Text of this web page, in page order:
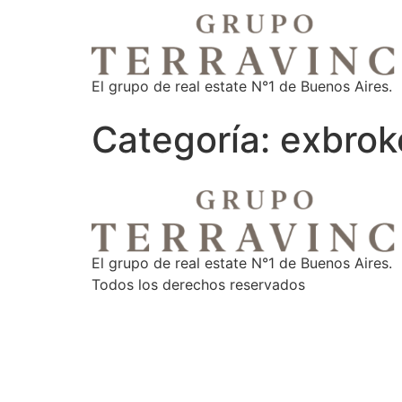
El grupo de real estate N°1 de Buenos Aires.
Categoría:
El grupo de real estate N°1 de Buenos Aires.
Todos los derechos reservados